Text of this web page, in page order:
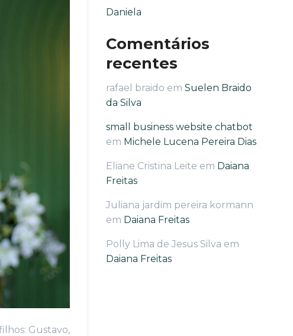
Gustavo,
Daniela
Comentários
recentes
rafael braido em Suelen Braido
da Silva
small business website chatbot
em Michele Lucena Pereira Dias
Eliane Cristina Leite em Daiana
Freitas
Juliana jardim pereira kormann
em Daiana Freitas
Polly Lima de Jesus Silva em
Daiana Freitas